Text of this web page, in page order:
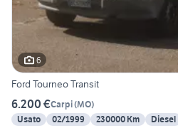
6
Ford Tourneo Transit
6.200 €Carpi(MO)
Usato
02/1999 230000 Km Diesel